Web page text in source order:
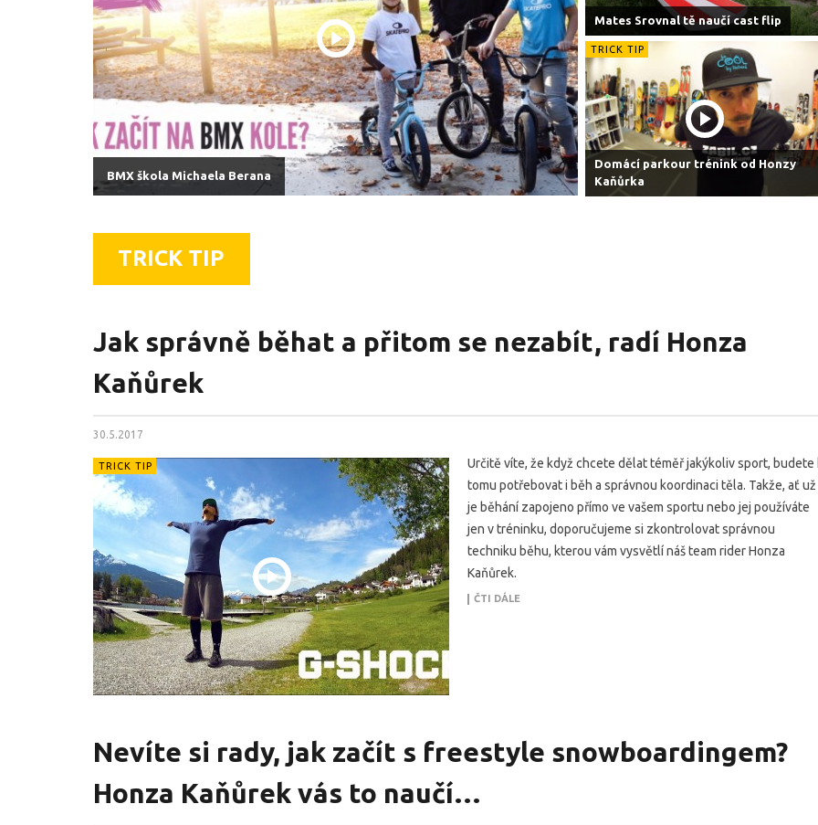
BMX škola Michaela Berana
Mates Srovnal tě naučí cast flip
TRICK TIP
Domácí parkour trénink od Honzy
Kaňůrka
TRICK TIP
Jak správně běhat a přitom se nezabít, radí Honza
Kaňůrek
30.5.2017
TRICK TIP
Určitě víte, že když chcete dělat téměř jakýkoliv sport, budete
tomu potřebovat i běh a správnou koordinaci těla. Takže, ať už
je běhání zapojeno přímo ve vašem sportu nebo jej používáte
jen v tréninku, doporučujeme si zkontrolovat správnou
techniku běhu, kterou vám vysvětlí náš team rider Honza
Kaňůrek.
ČTI DÁLE
Nevíte si rady, jak začít s freestyle snowboardingem?
Honza Kaňůrek vás to naučí…